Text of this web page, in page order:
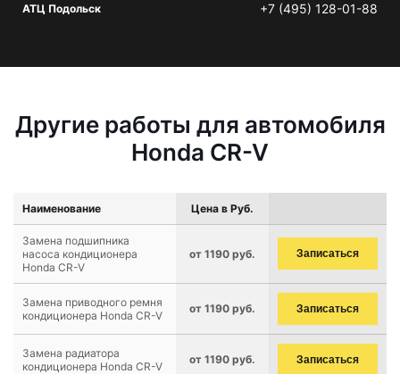
АТЦ Подольск +7 (495) 128-01-88
Другие работы для автомобиля
Honda CR-V
Наименование Цена в Руб.
Замена подшипника
насоса кондиционера
Honda CR-V
от 1190 руб. Записаться
Замена приводного ремня
кондиционера Honda CR-V
от 1190 руб. Записаться
Замена радиатора
кондиционера Honda CR-V
от 1190 руб. Записаться